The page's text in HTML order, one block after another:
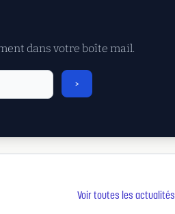
dans votre boîte mail.
>
Voir toutes les actualités